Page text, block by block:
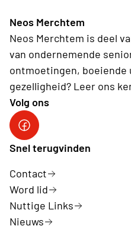
Neos Merchtem
Neos Merchtem is deel
van ondernemende
ontmoetingen, boeiende
gezelligheid? Leer ons
Volg ons
Neos DiNA
Snel terugvinden
Contact
Word lid
Nuttige Links
Nieuws